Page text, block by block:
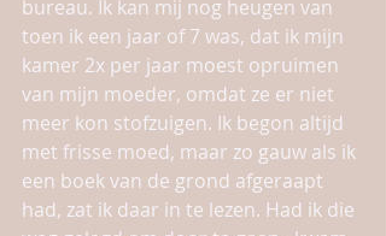
bureau. Ik kan mij nog heugen van
toen ik een jaar of 7 was, dat ik mijn
kamer 2x per jaar moest opruimen
van mijn moeder, omdat ze er niet
meer kon stofzuigen. Ik begon altijd
met frisse moed, maar zo gauw als ik
een boek van de grond afgeraapt
had, zat ik daar in te lezen. Had ik die